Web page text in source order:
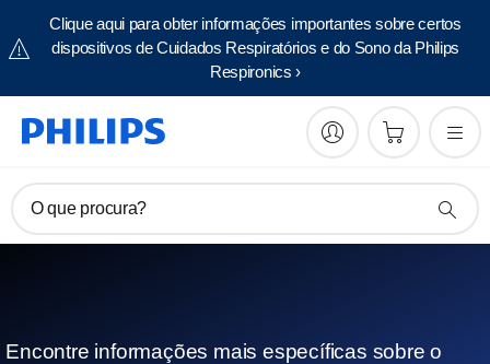
Clique aqui para obter informações importantes sobre certos
dispositivos de Cuidados Respiratórios e do Sono da Philips
Respironics ›
O que procura?
Encontre informações mais específicas sobre o